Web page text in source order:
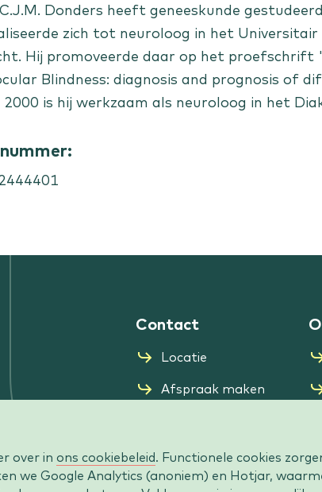
over in ons cookiebeleid. Functionele cookies
we Google Analytics (anoniem) en Hotjar,
Donders heeft geneeskunde
zich tot neuroloog in het
Hij promoveerde daar op het proefschrift
Blindness: diagnosis and prognosis of
2000 is hij werkzaam als neuroloog in het
Contact
Locatie
Afspraak maken